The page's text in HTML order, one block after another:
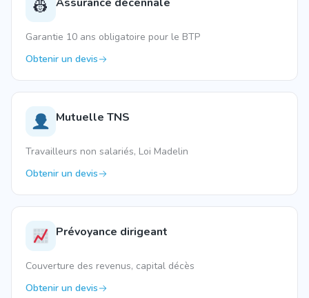
👷
Garantie 10 ans obligatoire pour le BTP
Obtenir un devis
Mutuelle TNS
Travailleurs non salariés, Loi Madelin
Obtenir un devis
Prévoyance dirigeant
Couverture des revenus, capital décès
Obtenir un devis